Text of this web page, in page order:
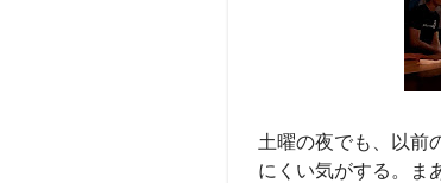
土曜の夜でも、以前
にくい気がする。ま